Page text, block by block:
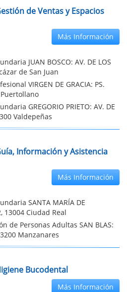
de Ventas y Espacios
Más Información
JUAN BOSCO: AV. DE LOS
de San Juan
VIRGEN DE GRACIA: PS.
Puertollano
GREGORIO PRIETO: AV. DE
Valdepeñas
Información y Asistencia
Más Información
SANTA MARÍA DE
13004 Ciudad Real
de Personas Adultas SAN BLAS:
Manzanares
Bucodental
Más Información